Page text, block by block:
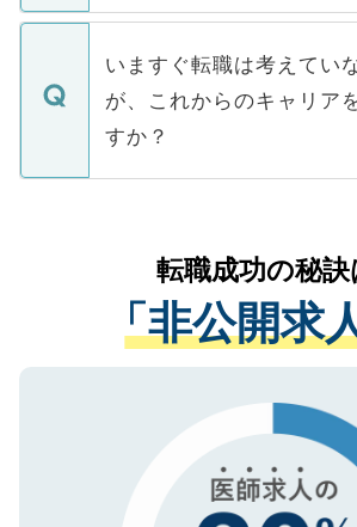
関を公にしてしまうと、応
に、医療機関が求める条件
みを人材紹介会社に依頼す
ています。
定を承諾する必要はありま
の辞退の連絡はキャリアパ
個人情報が漏えいすること
で、ご安心ください。当サ
などで収集したご登録者様
ご本人のキャリアアップお
支援を目的に使用いたしま
ているすべての個人データ
は、個人情報の取り扱いに
管理基準を満たした事業者
る、プライバシーマークを
で、機密保持に関してもご
いますぐ転職は考えてい
が、これからのキャリア
すか？
かがいして、現在の医療機
経験をまじえながら、適切
させていただきます。すぐ
ない方には、長期的なサポ
ので、まずはご登録くださ
転職成功の秘訣
「非公開求